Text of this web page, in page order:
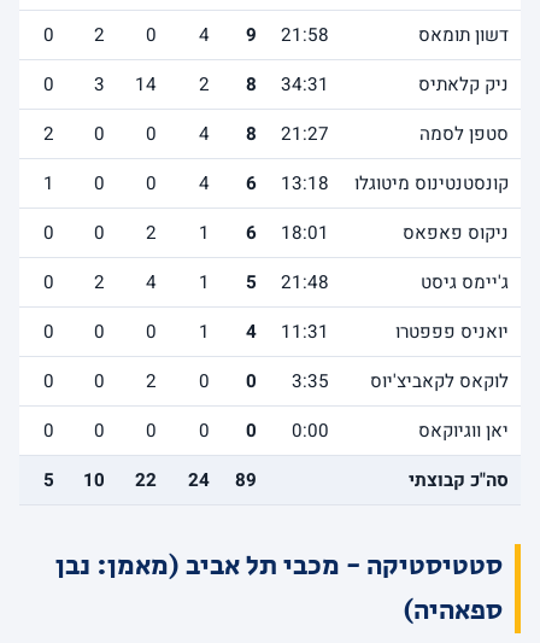
דשון תומאס
21:58
9
4
0
2
0
ניק קלאתיס
34:31
8
2
14
3
0
סטפן לסמה
21:27
8
4
0
0
2
קונסטנטינוס מיטוגלו
13:18
6
4
0
0
1
ניקוס פאפאס
18:01
6
1
2
0
0
ג'יימס גיסט
21:48
5
1
4
2
0
יואניס פפפטרו
11:31
4
1
0
0
0
לוקאס לקאביצ'יוס
3:35
0
0
2
0
0
יאן ווגיוקאס
0:00
0
0
0
0
0
סה"כ קבוצתי
89
24
22
10
5
סטטיסטיקה - מכבי תל אביב (מאמן: נבן
ספאהיה)